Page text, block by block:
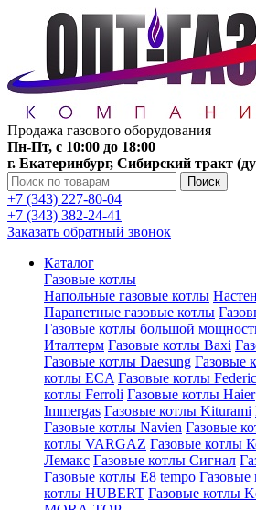
Продажа газового оборудования
Пн-Пт, с 10:00 до 18:00
г. Екатеринбург, Сибирский тракт
Поиск
+7 (343) 227-80-04
+7 (343) 382-24-41
Заказать обратный звонок
Каталог
Газовые котлы
Напольные газовые котлы
Парапетные газовые котлы
Газовые котлы большой
Италтерм Газовые котлы Baxi
Газовые котлы Daesung Газовые
котлы ECA Газовые котлы
котлы Ferroli Газовые котлы Haier
Immergas Газовые котлы Kiturami
Газовые котлы Navien Газовые
котлы VARGAZ Газовые котлы
Лемакс Газовые котлы Сигнал
Газовые котлы E8 tempo
котлы HUBERT Газовые котлы